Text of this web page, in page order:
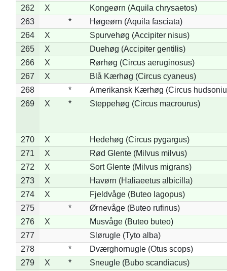
262
X
Kongeørn (Aquila chrysaetos)
263
*
Høgeørn (Aquila fasciata)
264
X
Spurvehøg (Accipiter nisus)
265
X
Duehøg (Accipiter gentilis)
266
X
Rørhøg (Circus aeruginosus)
267
X
Blå Kærhøg (Circus cyaneus)
268
*
Amerikansk Kærhøg (Circus
269
X * Steppehøg (Circus macrourus)
270 X
Hedehøg (Circus pygargus)
271
X
Rød Glente (Milvus milvus)
272
X
Sort Glente (Milvus migrans)
273
X
Havørn (Haliaeetus albicilla)
274
X
Fjeldvåge (Buteo lagopus)
275
*
Ørnevåge (Buteo rufinus)
276
X
Musvåge (Buteo buteo)
277
Slørugle (Tyto alba)
278
*
Dværghornugle (Otus scops)
279
X *
Sneugle (Bubo scandiacus)